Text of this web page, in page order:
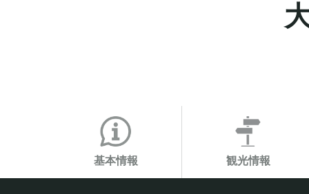
基本情報 観光情報